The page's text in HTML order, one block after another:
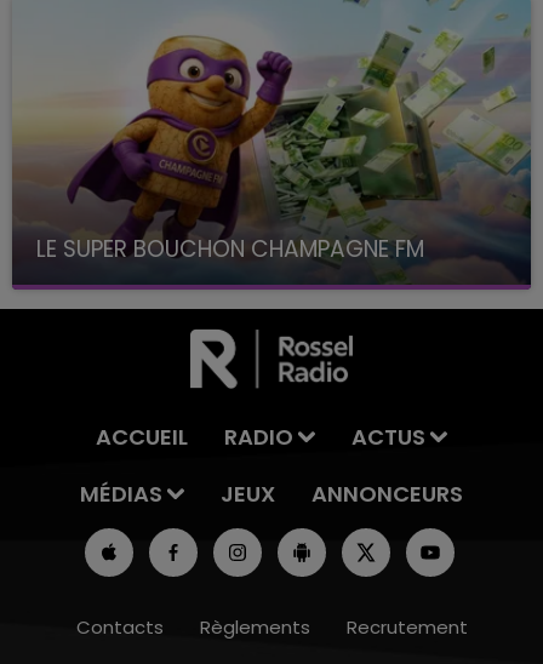
LE SUPER BOUCHON CHAMPAGNE FM
avec La Famille Champagne FM, à 8H10
ACCUEIL RADIO
ACTUS
MÉDIAS
JEUX ANNONCEURS
Contacts Règlements
Recrutement